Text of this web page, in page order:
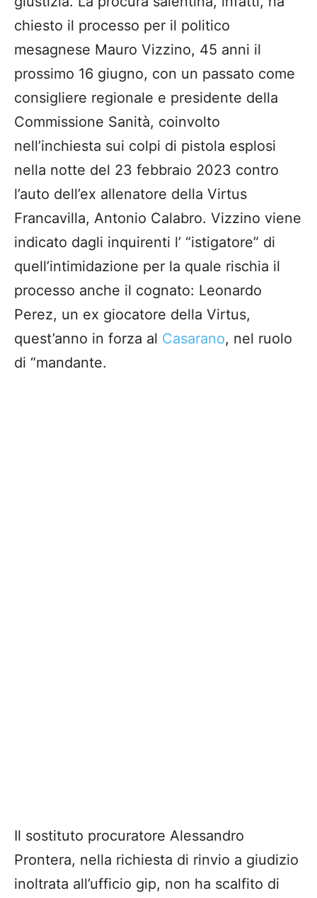
chiesto il processo per il politico
mesagnese Mauro Vizzino, 45 anni il
prossimo 16 giugno, con un passato come
consigliere regionale e presidente della
Commissione Sanità, coinvolto
nell’inchiesta sui colpi di pistola esplosi
nella notte del 23 febbraio 2023 contro
l’auto dell’ex allenatore della Virtus
Francavilla, Antonio Calabro. Vizzino viene
indicato dagli inquirenti l’ “istigatore” di
quell’intimidazione per la quale rischia il
processo anche il cognato: Leonardo
Perez, un ex giocatore della Virtus,
quest’anno in forza al Casarano, nel ruolo
di “mandante.
Il sostituto procuratore Alessandro
Prontera, nella richiesta di rinvio a giudizio
inoltrata all’ufficio gip, non ha scalfito di